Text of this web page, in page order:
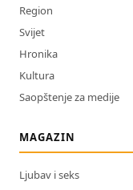
Region
Svijet
Hronika
Kultura
Saopštenje za medije
MAGAZIN
Ljubav i seks